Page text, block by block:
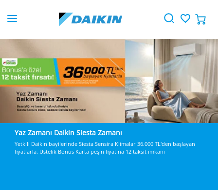
Daikin Konforuna Bankkart Ayrıcalığıyla Ulaşın!
Daikin klimalar Ziraat Bankası kredi kartı ile peşin fiyatına 12 taksit.
30.000 TL ve üzeri alışverişlerinizde 1.000 TL Bankkart Lira Hediye